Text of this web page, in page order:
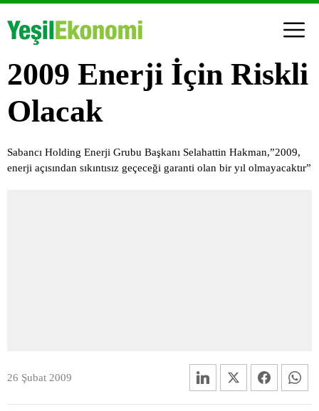
2009 Enerji İçin Riskli
Olacak
Sabancı Holding Enerji Grubu Başkanı Selahattin Hakman,”2009,
enerji açısından sıkıntısız geçeceği garanti olan bir yıl olmayacaktır”
26 Şubat 2009